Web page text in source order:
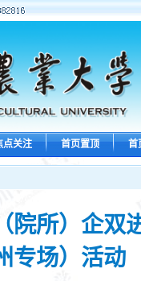
点关注 首页置顶 首
院所）企双
专场）活动